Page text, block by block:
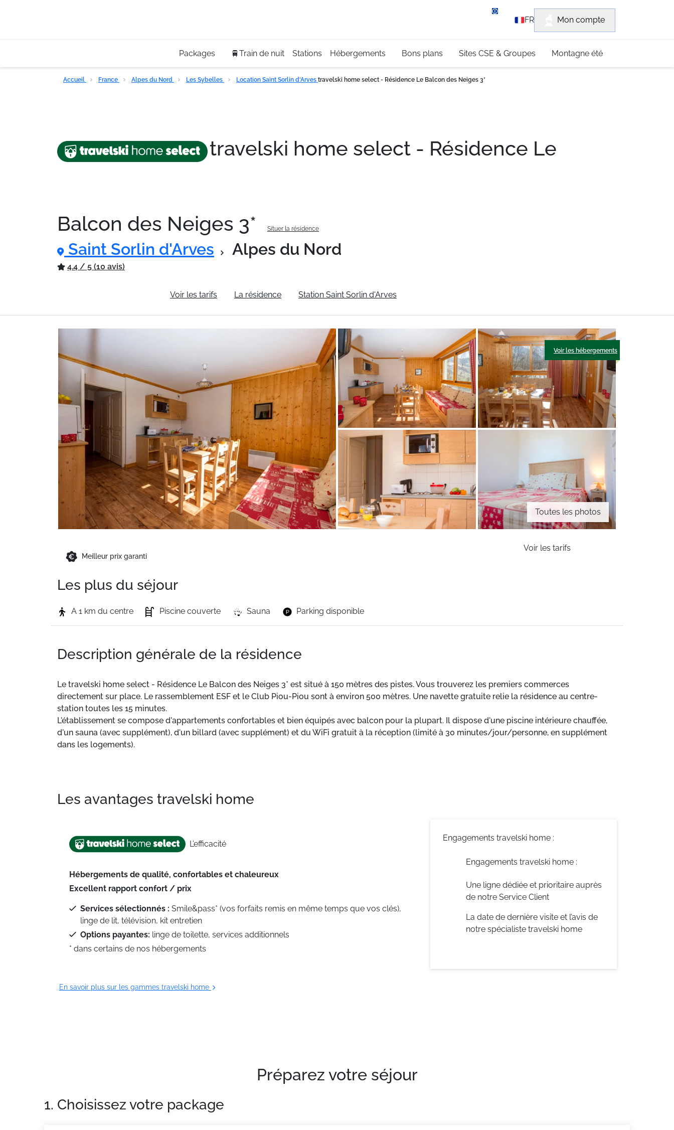
+33 (0)4 79 96 30 69
FR Mon compte
Packages 🚆Train de nuit Stations Hébergements Bons plans Sites CSE & Groupes Montagne été
Accueil France Alpes du Nord Les Sybelles Location Saint Sorlin d'Arves travelski home select - Résidence Le Balcon des Neiges 3*
travelski home select - Résidence Le
Balcon des Neiges 3* Situer la résidence
Saint Sorlin d'Arves Alpes du Nord
4.4 / 5 (10 avis)
Voir les tarifs La résidence Station Saint Sorlin d'Arves
Toutes les photos
Voir les hébergements
Meilleur prix garanti
Voir les tarifs
Les plus du séjour
A 1 km du centre Piscine couverte Sauna Parking disponible
Description générale de la résidence
Le travelski home select - Résidence Le Balcon des Neiges 3* est situé à 150 mètres des pistes. Vous trouverez les premiers commerces
directement sur place. Le rassemblement ESF et le Club Piou-Piou sont à environ 500 mètres. Une navette gratuite relie la résidence au centre-
station toutes les 15 minutes.
L'établissement se compose d'appartements confortables et bien équipés avec balcon pour la plupart. Il dispose d'une piscine intérieure chauffée,
d'un sauna (avec supplément), d'un billard (avec supplément) et du WiFi gratuit à la réception (limité à 30 minutes/jour/personne, en supplément
dans les logements).
Les avantages travelski home
L’efficacité
Hébergements de qualité, confortables et chaleureux
Excellent rapport confort / prix
Services sélectionnés : Smile&pass* (vos forfaits remis en même temps que vos clés),
linge de lit, télévision, kit entretien
Options payantes: linge de toilette, services additionnels
* dans certains de nos hébergements
Engagements travelski home :
Engagements travelski home :
Une ligne dédiée et prioritaire auprès
de notre Service Client
La date de dernière visite et l’avis de
notre spécialiste travelski home
En savoir plus sur les gammes travelski home
Préparez votre séjour
1. Choisissez votre package